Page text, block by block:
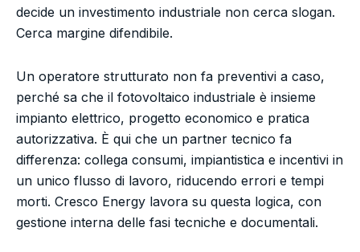
decide un investimento industriale non cerca slogan.
Cerca margine difendibile.
Un operatore strutturato non fa preventivi a caso,
perché sa che il fotovoltaico industriale è insieme
impianto elettrico, progetto economico e pratica
autorizzativa. È qui che un partner tecnico fa
differenza: collega consumi, impiantistica e incentivi in
un unico flusso di lavoro, riducendo errori e tempi
morti. Cresco Energy lavora su questa logica, con
gestione interna delle fasi tecniche e documentali.